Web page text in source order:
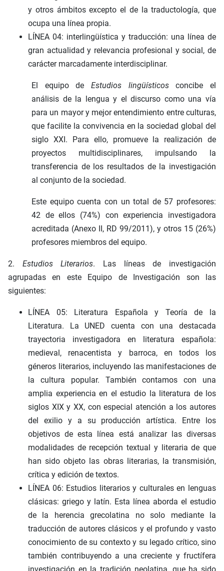
y otros ámbitos excepto el de la traductología, que
ocupa una línea propia.
LÍNEA 04: interlingüística y traducción: una línea de
gran actualidad y relevancia profesional y social, de
carácter marcadamente interdisciplinar.
El equipo deEstudios lingüísticosconcibe el
análisis de la lengua y el discurso como una vía
para un mayor y mejor entendimiento entre culturas,
que facilite la convivencia en la sociedad global del
siglo XXI. Para ello, promueve la realización de
proyectos multidisciplinares, impulsando la
transferencia de los resultados de la investigación
al conjunto de la sociedad.
Este equipo cuenta con un total de 57 profesores:
42 de ellos (74%) con experiencia investigadora
acreditada (Anexo II, RD 99/2011), y otros 15 (26%)
profesores miembros del equipo.
2. Estudios Literarios. Las líneas de investigación
agrupadas en este Equipo de Investigación son las
siguientes:
LÍNEA 05: Literatura Española y Teoría de la
Literatura. La UNED cuenta con una destacada
trayectoria investigadora en literatura española:
medieval, renacentista y barroca, en todos los
géneros literarios, incluyendo las manifestaciones de
la cultura popular. También contamos con una
amplia experiencia en el estudio la literatura de los
siglos XIX y XX, con especial atención a los autores
del exilio y a su producción artística. Entre los
objetivos de esta línea está analizar las diversas
modalidades de recepción textual y literaria de que
han sido objeto las obras literarias, la transmisión,
crítica y edición de textos.
LÍNEA 06: Estudios literarios y culturales en lenguas
clásicas: griego y latín. Esta línea aborda el estudio
de la herencia grecolatina no solo mediante la
traducción de autores clásicos y el profundo y vasto
conocimiento de su contexto y su legado crítico, sino
también contribuyendo a una creciente y fructífera